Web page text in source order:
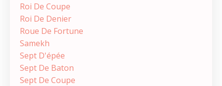
Roi De Coupe
Roi De Denier
Roue De Fortune
Samekh
Sept D'épée
Sept De Baton
Sept De Coupe